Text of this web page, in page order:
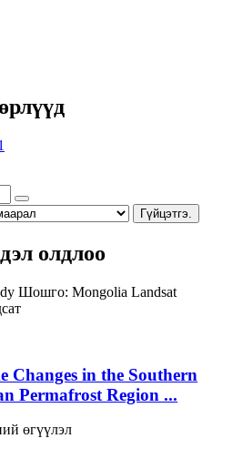
Гүйцэтгэ.
олдлоо
Шошго: Mongolia Landsat
Changes in the Southern
Permafrost Region ...
өгүүлэл